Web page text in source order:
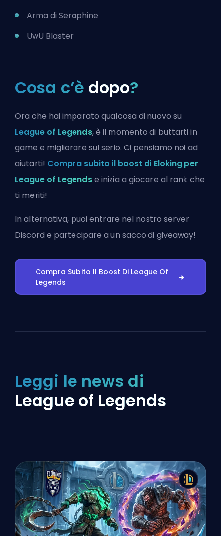
Arma di Seraphine
UwU Blaster
Cosa c’è dopo?
Ora che hai imparato qualcosa di nuovo su
League of Legends, è il momento di buttarti in
game e migliorare sul serio. Ci pensiamo noi ad
aiutarti! Compra subito il boost di Eloking per
League of Legendse inizia a giocare al rank che
ti meriti!
In alternativa, puoientrare nel nostro server
Discord e partecipare a un sacco di giveaway!
Compra Subito Il Boost Di League Of
Legends
Leggi le news di
League of Legends